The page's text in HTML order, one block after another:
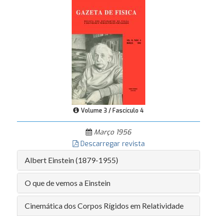
Volume 3 / Fascículo 4
Março 1956
Descarregar revista
Albert Einstein (1879-1955)
O que de vemos a Einstein
Cinemática dos Corpos Rígidos em Relatividade